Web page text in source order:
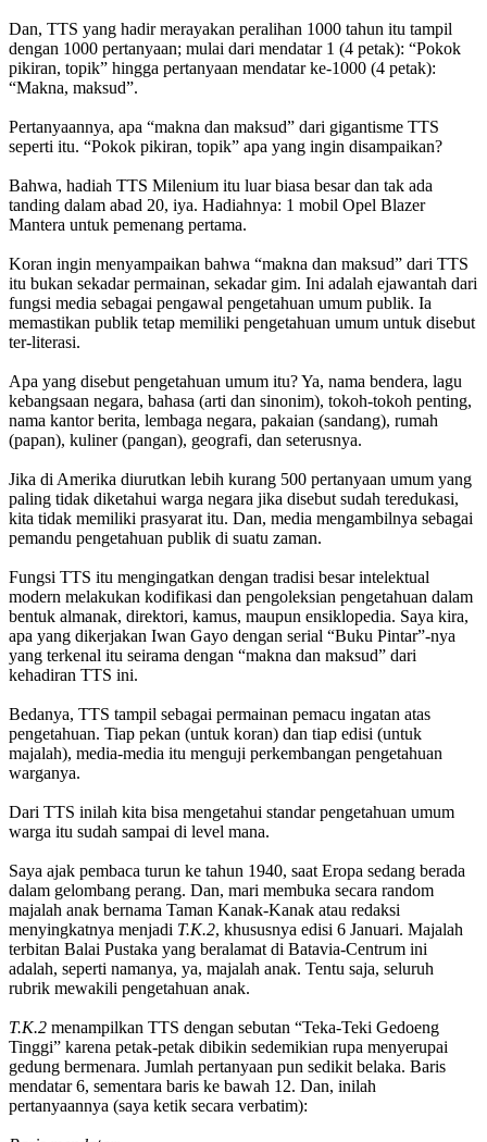
Dan, TTS yang hadir merayakan peralihan 1000 tahun itu tampil
dengan 1000 pertanyaan; mulai dari mendatar 1 (4 petak): “Pokok
pikiran, topik” hingga pertanyaan mendatar ke-1000 (4 petak):
“Makna, maksud”.
Pertanyaannya, apa “makna dan maksud” dari gigantisme TTS
seperti itu. “Pokok pikiran, topik” apa yang ingin disampaikan?
Bahwa, hadiah TTS Milenium itu luar biasa besar dan tak ada
tanding dalam abad 20, iya. Hadiahnya: 1 mobil Opel Blazer
Mantera untuk pemenang pertama.
Koran ingin menyampaikan bahwa “makna dan maksud” dari TTS
itu bukan sekadar permainan, sekadar gim. Ini adalah ejawantah dari
fungsi media sebagai pengawal pengetahuan umum publik. Ia
memastikan publik tetap memiliki pengetahuan umum untuk disebut
ter-literasi.
Apa yang disebut pengetahuan umum itu? Ya, nama bendera, lagu
kebangsaan negara, bahasa (arti dan sinonim), tokoh-tokoh penting,
nama kantor berita, lembaga negara, pakaian (sandang), rumah
(papan), kuliner (pangan), geografi, dan seterusnya.
Jika di Amerika diurutkan lebih kurang 500 pertanyaan umum yang
paling tidak diketahui warga negara jika disebut sudah teredukasi,
kita tidak memiliki prasyarat itu. Dan, media mengambilnya sebagai
pemandu pengetahuan publik di suatu zaman.
Fungsi TTS itu mengingatkan dengan tradisi besar intelektual
modern melakukan kodifikasi dan pengoleksian pengetahuan dalam
bentuk almanak, direktori, kamus, maupun ensiklopedia. Saya kira,
apa yang dikerjakan Iwan Gayo dengan serial “Buku Pintar”-nya
yang terkenal itu seirama dengan “makna dan maksud” dari
kehadiran TTS ini.
Bedanya, TTS tampil sebagai permainan pemacu ingatan atas
pengetahuan. Tiap pekan (untuk koran) dan tiap edisi (untuk
majalah), media-media itu menguji perkembangan pengetahuan
warganya.
Dari TTS inilah kita bisa mengetahui standar pengetahuan umum
warga itu sudah sampai di level mana.
Saya ajak pembaca turun ke tahun 1940, saat Eropa sedang berada
dalam gelombang perang. Dan, mari membuka secara random
majalah anak bernama Taman Kanak-Kanak atau redaksi
menyingkatnya menjadi T.K.2, khususnya edisi 6 Januari. Majalah
terbitan Balai Pustaka yang beralamat di Batavia-Centrum ini
adalah, seperti namanya, ya, majalah anak. Tentu saja, seluruh
rubrik mewakili pengetahuan anak.
T.K.2 menampilkan TTS dengan sebutan “Teka-Teki Gedoeng
Tinggi” karena petak-petak dibikin sedemikian rupa menyerupai
gedung bermenara. Jumlah pertanyaan pun sedikit belaka. Baris
mendatar 6, sementara baris ke bawah 12. Dan, inilah
pertanyaannya (saya ketik secara verbatim):